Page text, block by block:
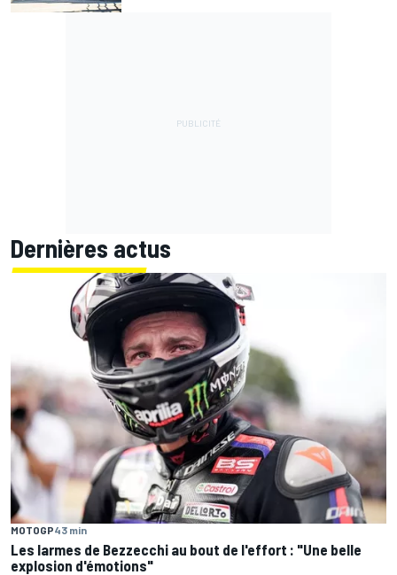
Dernières actus
MOTOGP43 min
Les larmes de Bezzecchi au bout de l'effort : "Une belle
explosion d'émotions"